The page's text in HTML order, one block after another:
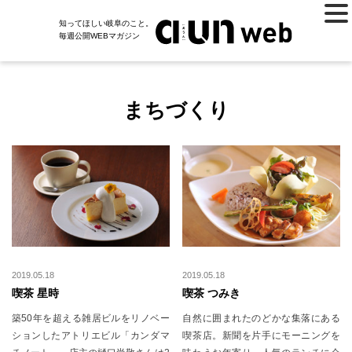
知ってほしい岐阜のこと。
毎週公開WEBマガジン
まちづくり
2019.05.18
喫茶 星時
築50年を超える雑居ビルをリノベー
ションしたアトリエビル「カンダマ
2019.05.18
喫茶 つみき
自然に囲まれたのどかな集落にある
喫茶店。新聞を片手にモーニングを